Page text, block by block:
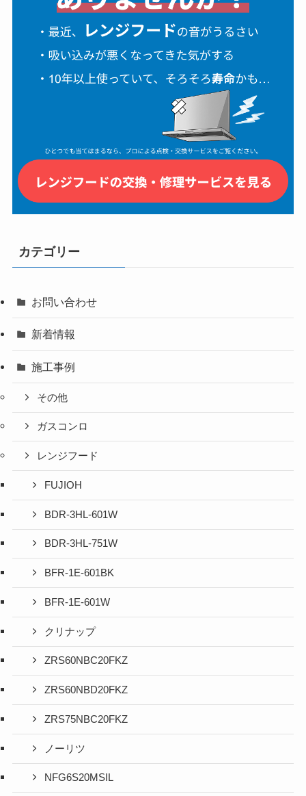
カテゴリー
お問い合わせ
新着情報
施工事例
その他
ガスコンロ
レンジフード
FUJIOH
BDR-3HL-601W
BDR-3HL-751W
BFR-1E-601BK
BFR-1E-601W
クリナップ
ZRS60NBC20FKZ
ZRS60NBD20FKZ
ZRS75NBC20FKZ
ノーリツ
NFG6S20MSIL